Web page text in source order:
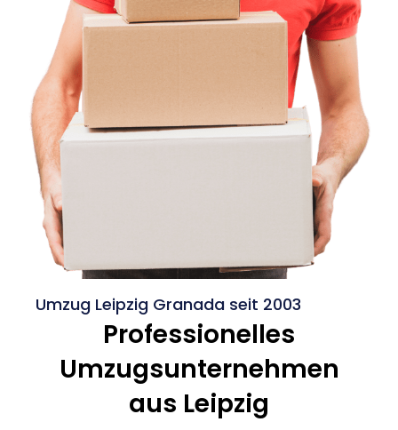
Umzug Leipzig Granada seit 2003
Professionelles
Umzugsunternehmen
aus Leipzig